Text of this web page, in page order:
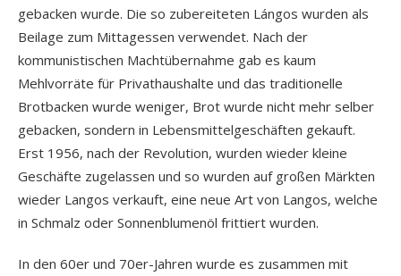
gebacken wurde. Die so zubereiteten Lángos wurden als
Beilage zum Mittagessen verwendet. Nach der
kommunistischen Machtübernahme gab es kaum
Mehlvorräte für Privathaushalte und das traditionelle
Brotbacken wurde weniger, Brot wurde nicht mehr selber
gebacken, sondern in Lebensmittelgeschäften gekauft.
Erst 1956, nach der Revolution, wurden wieder kleine
Geschäfte zugelassen und so wurden auf großen Märkten
wieder Langos verkauft, eine neue Art von Langos, welche
in Schmalz oder Sonnenblumenöl frittiert wurden.
In den 60er und 70er-Jahren wurde es zusammen mit